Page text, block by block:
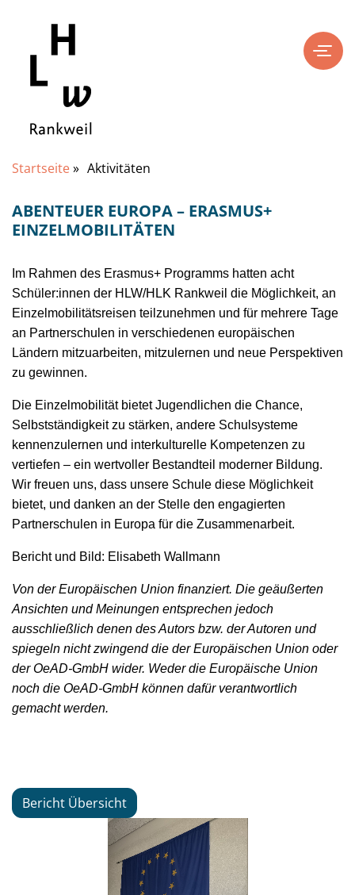
Startseite» Aktivitäten
ABENTEUER EUROPA – ERASMUS+
EINZELMOBILITÄTEN
Im Rahmen des Erasmus+ Programms hatten acht
Schüler:innen der HLW/HLK Rankweil die Möglichkeit, an
Einzelmobilitätsreisen teilzunehmen und für mehrere Tage
an Partnerschulen in verschiedenen europäischen
Ländern mitzuarbeiten, mitzulernen und neue Perspektiven
zu gewinnen.
Die Einzelmobilität bietet Jugendlichen die Chance,
Selbstständigkeit zu stärken, andere Schulsysteme
kennenzulernen und interkulturelle Kompetenzen zu
vertiefen – ein wertvoller Bestandteil moderner Bildung.
Wir freuen uns, dass unsere Schule diese Möglichkeit
bietet, und danken an der Stelle den engagierten
Partnerschulen in Europa für die Zusammenarbeit.
Bericht und Bild: Elisabeth Wallmann
Von der Europäischen Union finanziert. Die geäußerten
Ansichten und Meinungen entsprechen jedoch
ausschließlich denen des Autors bzw. der Autoren und
spiegeln nicht zwingend die der Europäischen Union oder
der OeAD-GmbH wider. Weder die Europäische Union
noch die OeAD-GmbH können dafür verantwortlich
gemacht werden.
Bericht Übersicht